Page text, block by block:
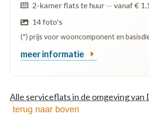
2-kamer flats te huur — vanaf €
14 foto's
(*) prijs voor wooncomponent en
meer informatie
Alle serviceflats in de omgeving van
terug naar boven